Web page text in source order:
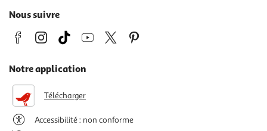
Nous suivre
Notre application
Télécharger
Accessibilité : non conforme